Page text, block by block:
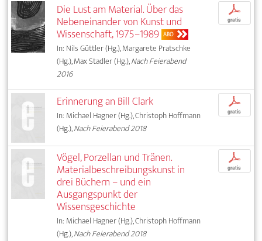
Die Lust am Material. Über das
Nebeneinander von Kunst und
Wissenschaft, 1975–1989 ABO
In: Nils Güttler (Hg.), Margarete Pratschke
(Hg.), Max Stadler (Hg.),Nach Feierabend
2016
p
gratis
Erinnerung an Bill Clark
In: Michael Hagner (Hg.), Christoph Hoffmann
(Hg.),Nach Feierabend 2018
p
gratis
Vögel, Porzellan und Tränen.
Materialbeschreibungskunst in
drei Büchern – und ein
Ausgangspunkt der
Wissensgeschichte
In: Michael Hagner (Hg.), Christoph Hoffmann
(Hg.),Nach Feierabend 2018
p
gratis